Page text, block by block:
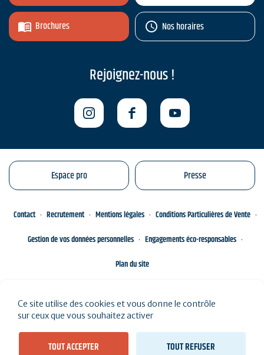
Brochures Nos horaires
Rejoignez-nous !
Espace pro Presse
Contact Recrutement Mentions légales
Conditions Particulières de Vente
Gestion de vos données personnelles
Engagements éco-responsables
Plan du site
Ce site utilise des cookies et vous donne le contrôle
sur ceux que vous souhaitez activer
TOUT ACCEPTER TOUT REFUSER